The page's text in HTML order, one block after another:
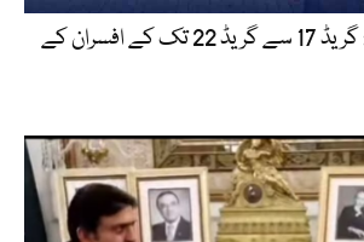
اسلام آباد ہائیکورٹ: گریڈ 17 سے گریڈ 22 تک کے افسران کے